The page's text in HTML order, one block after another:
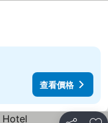
查看價格